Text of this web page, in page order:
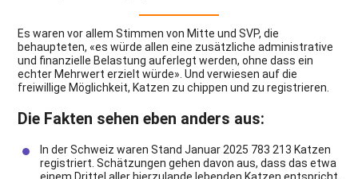
Es waren vor allem Stimmen von Mitte und SVP, die
behaupteten, «es würde allen eine zusätzliche administrative
und finanzielle Belastung auferlegt werden, ohne dass ein
echter Mehrwert erzielt würde». Und verwiesen auf die
freiwillige Möglichkeit, Katzen zu chippen und zu registrieren.
Die Fakten sehen eben anders aus:
In der Schweiz waren Stand Januar 2025 783 213 Katzen
registriert. Schätzungen gehen davon aus, dass das etwa